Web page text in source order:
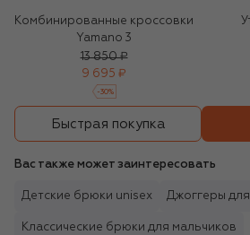
Комбинированные кроссовки
Yamano 3
13 850 ₽
9 695 ₽
-30%
Быстрая покупка
Вас также может заинтересовать
Детские брюки unisex Джоггеры
Классические брюки для мальчиков